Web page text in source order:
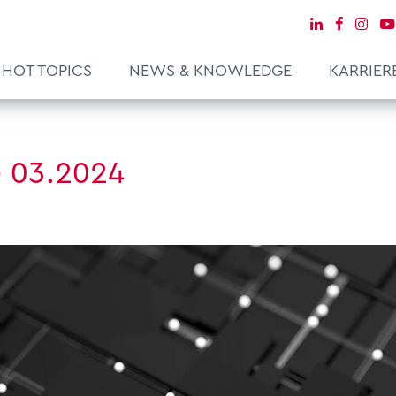
HOT TOPICS NEWS & KNOWLEDGE
03.2024